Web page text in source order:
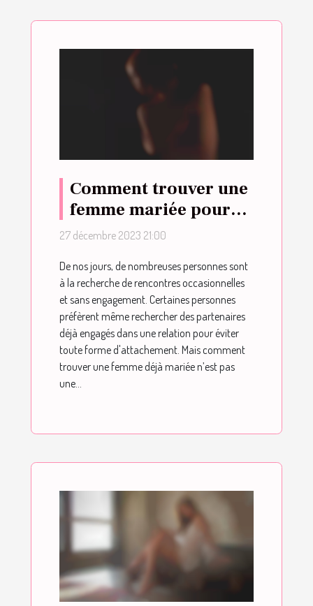
Comment trouver une
femme mariée pour
un plan sexe ?
27 décembre 2023 21:00
De nos jours, de nombreuses personnes sont
à la recherche de rencontres occasionnelles
et sans engagement. Certaines personnes
préfèrent même rechercher des partenaires
déjà engagés dans une relation pour éviter
toute forme d'attachement. Mais comment
trouver une femme déjà mariée n’est pas
une...